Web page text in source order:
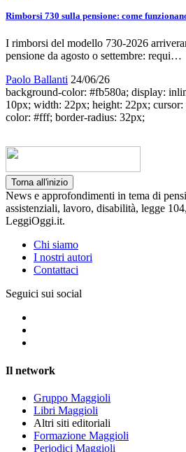
Rimborsi 730 sulla pensione: come
I rimborsi del modello 730-2026
pensione da agosto o settembre: requi…
Paolo Ballanti 24/06/26
background-color: #fb580a; display:
10px; width: 22px; height: 22px;
color: #fff; border-radius: 32px;
Torna all'inizio
News e approfondimenti in tema di
assistenziali, lavoro, disabilità, legge
LeggiOggi.it.
Chi siamo
I nostri autori
Contattaci
Seguici sui social
Il network
Gruppo Maggioli
Libri Maggioli
Altri siti editoriali
Formazione Maggioli
Periodici Maggioli